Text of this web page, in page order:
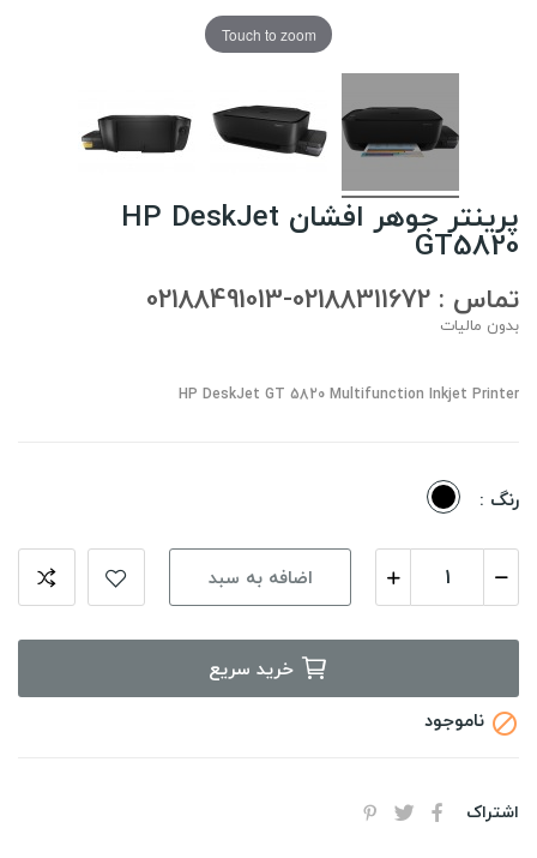
Touch to zoom
پرینتر جوهر افشان HP DeskJet
GT5820
تماس : 02188311672-02188491013
بدون مالیات
HP DeskJet GT 5820 Multifunction Inkjet Printer
رنگ : مشکی
اضافه به سبد
خرید سریع
 ناموجود
اشتراک